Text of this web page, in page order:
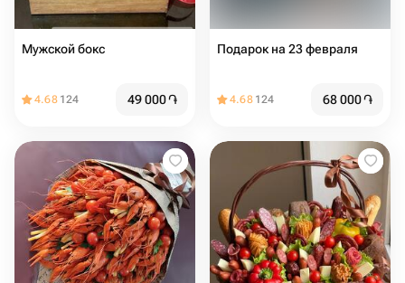
Мужской бокс
4.68 124 49 000֏
Подарок на 23 февраля
4.68 124 68 000֏